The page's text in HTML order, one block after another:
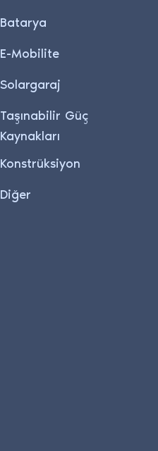
Batarya
E-Mobilite
Solargaraj
Taşınabilir Güç
Kaynakları
Konstrüksiyon
Diğer